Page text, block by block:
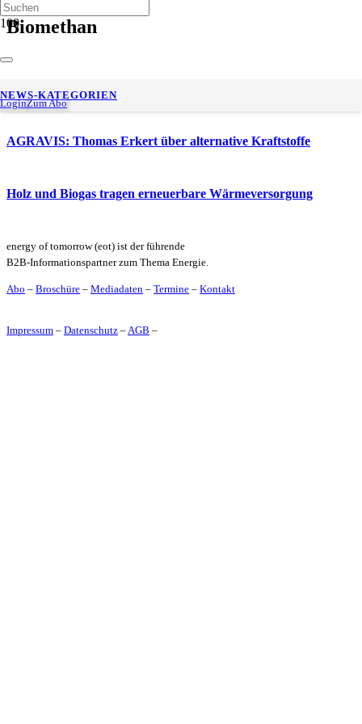
LoginZum Abo
NEWS-KATEGORIEN
Biomethan
OG Clean Fuels: BioCNG und BioLNG legen weiter zu
AGRAVIS: Thomas Erkert über alternative Kraftstoffe
Holz und Biogas tragen erneuerbare Wärmeversorgung
energy of tomorrow (eot) ist der führende
B2B-Informationspartner zum Thema Energie.
Abo – Broschüre – Mediadaten – Termine – Kontakt
Impressum – Datenschutz – AGB –